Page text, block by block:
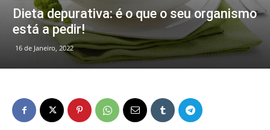
Dieta depurativa: é o que o seu organismo
está a pedir!
16 de Janeiro, 2022